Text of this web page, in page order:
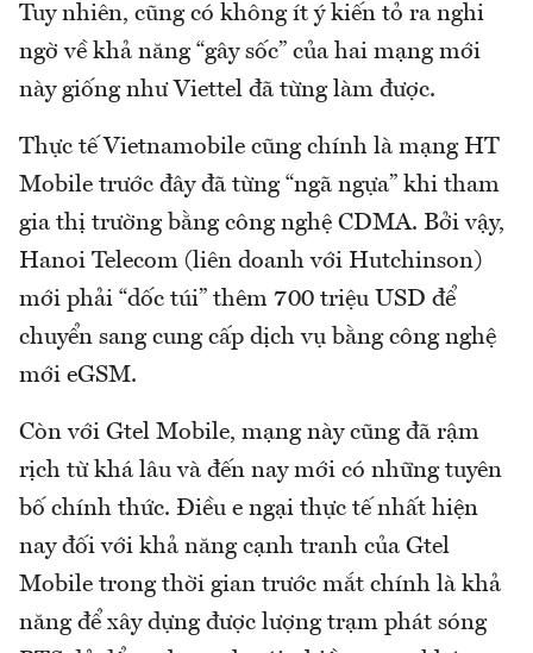
Tuy nhiên, cũng có không ít ý kiến tỏ ra nghi
ngờ về khả năng “gây sốc” của hai mạng mới
này giống như Viettel đã từng làm được.
Thực tế Vietnamobile cũng chính là mạng HT
Mobile trước đây đã từng “ngã ngựa” khi tham
gia thị trường bằng công nghệ CDMA. Bởi vậy,
Hanoi Telecom (liên doanh với Hutchinson)
mới phải “dốc túi” thêm 700 triệu USD để
chuyển sang cung cấp dịch vụ bằng công nghệ
mới eGSM.
Còn với Gtel Mobile, mạng này cũng đã rậm
rịch từ khá lâu và đến nay mới có những tuyên
bố chính thức. Điều e ngại thực tế nhất hiện
nay đối với khả năng cạnh tranh của Gtel
Mobile trong thời gian trước mắt chính là khả
năng để xây dựng được lượng trạm phát sóng